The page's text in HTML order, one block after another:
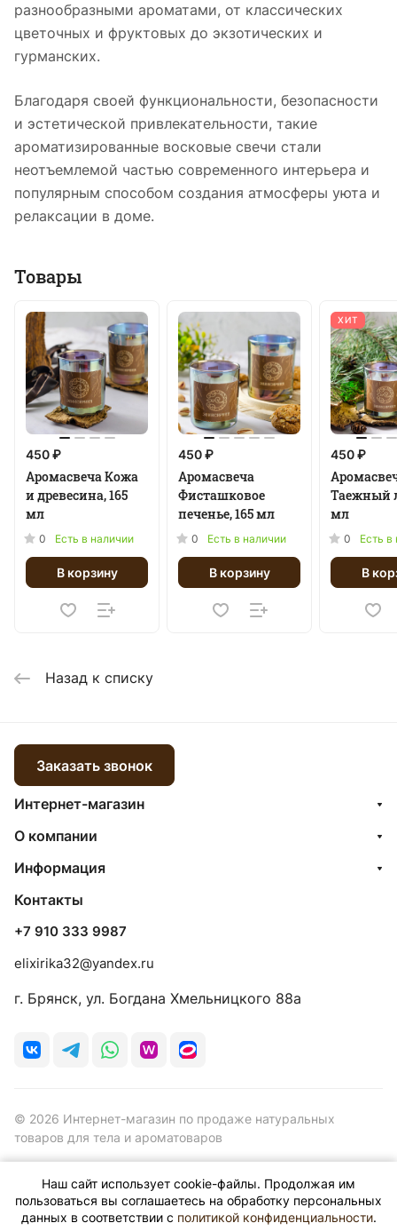
разнообразными ароматами, от классических
цветочных и фруктовых до экзотических и
гурманских.
Благодаря своей функциональности, безопасности
и эстетической привлекательности, такие
ароматизированные восковые свечи стали
неотъемлемой частью современного интерьера и
популярным способом создания атмосферы уюта и
релаксации в доме.
Товары
450 ₽
Аромасвеча Кожа
и древесина, 165
мл
0 Есть в наличии
В корзину
450 ₽
Аромасвеча
Фисташковое
печенье, 165 мл
0 Есть в наличии
В корзину
ХИТ
450 ₽
Таежный
мл
0 Есть в
В
Назад к списку
Заказать звонок
Интернет-магазин
О компании
Информация
Контакты
+7 910 333 9987
elixirika32@yandex.ru
г. Брянск, ул. Богдана Хмельницкого 88а
© 2026 Интернет-магазин по продаже натуральных
товаров для тела и ароматоваров
Конфиденциальность Оферта
Наш сайт использует cookie-файлы. Продолжая им
пользоваться вы соглашаетесь на обработку персональных
данных в соответствии с политикой конфиденциальности.